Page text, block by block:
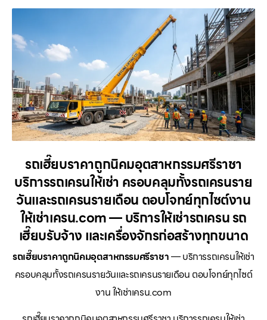
รถเฮี๊ยบราคาถูกนิคมอุตสาหกรรมศรีราชา
บริการรถเครนให้เช่า ครอบคลุมทั้งรถเครนราย
วันและรถเครนรายเดือน ตอบโจทย์ทุกไซต์งาน
ให้เช่าเครน.com — บริการให้เช่ารถเครน รถ
เฮี๊ยบรับจ้าง และเครื่องจักรก่อสร้างทุกขนาด
รถเฮี๊ยบราคาถูกนิคมอุตสาหกรรมศรีราชา— บริการรถเครนให้เช่า
ครอบคลุมทั้งรถเครนรายวันและรถเครนรายเดือน ตอบโจทย์ทุกไซต์
งาน ให้เช่าเครน.com